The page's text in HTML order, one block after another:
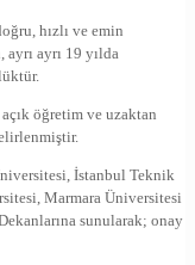
hızlı ve emin
ayrı 19 yılda
öğretim ve uzaktan
İstanbul Teknik
Marmara Üniversitesi
sunularak; onay